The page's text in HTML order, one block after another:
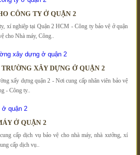
CÔNG TY Ở QUẬN 2
xí nghiệp tại Quận 2 HCM - Công ty bảo vệ ở quận
cho Nhà máy, Công..
XÂY DỰNG Ở QUẬN 2
xấy dựng quận 2 - Nơi cung cấp nhân viên bảo vệ
- Công ty..
Ở QUẬN 2
cấp dịch vụ bảo vệ cho nhà máy, nhà xưởng, xí
cấp dịch vụ..